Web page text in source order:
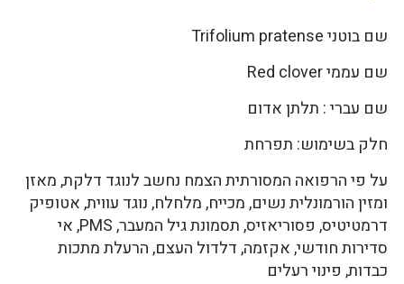
שם בוטני Trifolium pratense
שם עממי Red clover
שם עברי : תלתן אדום
חלק בשימוש: תפרחת
על פי הרפואה המסורתית הצמח נחשב לנוגד דלקת, מאזן
ומזין הורמונלית נשים, מכייח, מלחלח, נוגד עווית, אטופיק
דרמטיטיס, פסוריאזיס, תסמונת גיל המעבר, PMS, אי
סדירות חודשי, אקזמה, דלדול העצם, הרעלת מתכות
כבדות, פינוי רעלים